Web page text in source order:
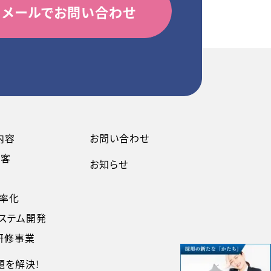
メールでお問い合わせ
容
化
テム開発
修事業
を解決!
お問い合わせ
お知らせ